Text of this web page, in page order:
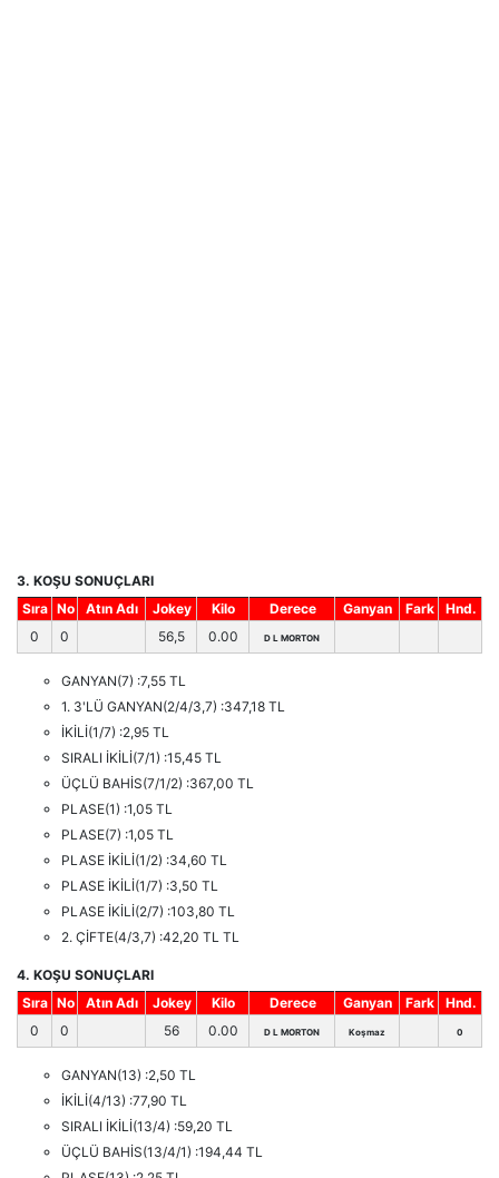
3. KOŞU SONUÇLARI
Sıra No Atın Adı Jokey Kilo Derece Ganyan Fark
Hnd.
0
0 56,5 0.00 D L MORTON
GANYAN(7) :7,55 TL
1. 3'LÜ GANYAN(2/4/3,7) :347,18 TL
İKİLİ(1/7) :2,95 TL
SIRALI İKİLİ(7/1) :15,45 TL
ÜÇLÜ BAHİS(7/1/2) :367,00 TL
PLASE(1) :1,05 TL
PLASE(7) :1,05 TL
PLASE İKİLİ(1/2) :34,60 TL
PLASE İKİLİ(1/7) :3,50 TL
PLASE İKİLİ(2/7) :103,80 TL
2. ÇİFTE(4/3,7) :42,20 TL TL
4. KOŞU SONUÇLARI
Sıra No Atın Adı Jokey Kilo Derece Ganyan Fark
Hnd.
0
0 56 0.00 D L MORTON Koşmaz 0
GANYAN(13) :2,50 TL
İKİLİ(4/13) :77,90 TL
SIRALI İKİLİ(13/4) :59,20 TL
ÜÇLÜ BAHİS(13/4/1) :194,44 TL